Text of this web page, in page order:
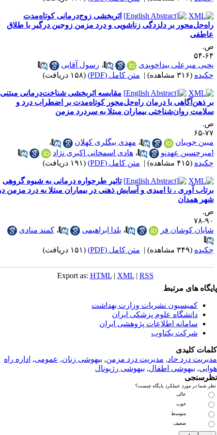
اثربخشی زوج‌درمانی کوتاه‌مدت
بر دلزدگی زناشویی و درد مزمن زوجین درگیر با طلاق
۵۴
میرعلی بیداخویدی
،رسول آقایی
(۳۱۶ مشاهده) | متن کامل (PDF) (۱۵۸ دریافت)
مقایسه اثربخشی شناخت‌درمانی مبتنی
ذهن‌آگاهی با درمان راه‌حل‌محور کوتاه‌مدت بر اضطراب درد و
روان‌شناختی بیماران مبتلا به سردرد مزمن
۶۵
جویبان
،مهدی بیگلری کهلان
،
عهدنو
،هادی اسمخانی اکبری نژاد
(۴۱۵ مشاهده) | متن کامل (PDF) (۱۹۱ دریافت)
تاثیر طرحواره درمانی به شیوه گروهی
آوری ، نا امیدی و آسایش ذهنی در بیماران مبتلا به درد مزمن در
همدان
۷۸
کوشان فر
،یلدا ابراهیمی ،کمند منادی
(۳۴۹ مشاهده) | متن کامل (PDF) (۱۵۱ دریافت)
Export as:HTML |XML|RSS
های مرتبط
کمیسیون نشریات وزارت بهداشت
دانشگاه علوم پزشکی ایران
سامانه اطلاعات پژوهشی ایران
شرکت یکتاوب
کلیدی
درد حاد,مديريت درد مزمن,بیهوشی زنان,عمومى, اداره راه
, بیهوشی اطفال, بیهوشی رژیونال
شما در مورد عملکرد پایگاه چیست؟
عالی
خوب
متوسط
ضعیف